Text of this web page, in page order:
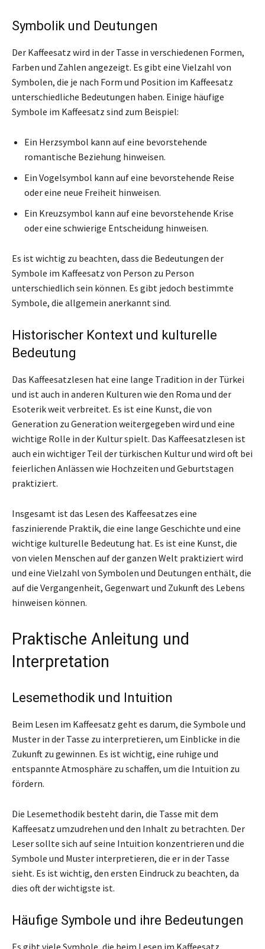
Symbolik und Deutungen
Der Kaffeesatz wird in der Tasse in verschiedenen Formen,
Farben und Zahlen angezeigt. Es gibt eine Vielzahl von
Symbolen, die je nach Form und Position im Kaffeesatz
unterschiedliche Bedeutungen haben. Einige häufige
Symbole im Kaffeesatz sind zum Beispiel:
Ein Herzsymbol kann auf eine bevorstehende
romantische Beziehung hinweisen.
Ein Vogelsymbol kann auf eine bevorstehende Reise
oder eine neue Freiheit hinweisen.
Ein Kreuzsymbol kann auf eine bevorstehende Krise
oder eine schwierige Entscheidung hinweisen.
Es ist wichtig zu beachten, dass die Bedeutungen der
Symbole im Kaffeesatz von Person zu Person
unterschiedlich sein können. Es gibt jedoch bestimmte
Symbole, die allgemein anerkannt sind.
Historischer Kontext und kulturelle
Bedeutung
Das Kaffeesatzlesen hat eine lange Tradition in der Türkei
und ist auch in anderen Kulturen wie den Roma und der
Esoterik weit verbreitet. Es ist eine Kunst, die von
Generation zu Generation weitergegeben wird und eine
wichtige Rolle in der Kultur spielt. Das Kaffeesatzlesen ist
auch ein wichtiger Teil der türkischen Kultur und wird oft bei
feierlichen Anlässen wie Hochzeiten und Geburtstagen
praktiziert.
Insgesamt ist das Lesen des Kaffeesatzes eine
faszinierende Praktik, die eine lange Geschichte und eine
wichtige kulturelle Bedeutung hat. Es ist eine Kunst, die
von vielen Menschen auf der ganzen Welt praktiziert wird
und eine Vielzahl von Symbolen und Deutungen enthält, die
auf die Vergangenheit, Gegenwart und Zukunft des Lebens
hinweisen können.
Praktische Anleitung und
Interpretation
Lesemethodik und Intuition
Beim Lesen im Kaffeesatz geht es darum, die Symbole und
Muster in der Tasse zu interpretieren, um Einblicke in die
Zukunft zu gewinnen. Es ist wichtig, eine ruhige und
entspannte Atmosphäre zu schaffen, um die Intuition zu
fördern.
Die Lesemethodik besteht darin, die Tasse mit dem
Kaffeesatz umzudrehen und den Inhalt zu betrachten. Der
Leser sollte sich auf seine Intuition konzentrieren und die
Symbole und Muster interpretieren, die er in der Tasse
sieht. Es ist wichtig, den ersten Eindruck zu beachten, da
dies oft der wichtigste ist.
Häufige Symbole und ihre Bedeutungen
Es gibt viele Symbole, die beim Lesen im Kaffeesatz